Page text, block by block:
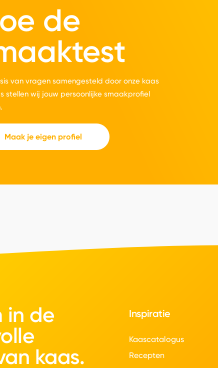
de
van vragen samengesteld door onze kaas
stellen wij jouw persoonlijke smaakprofiel
Maak je eigen profiel
in de
kaas.
Inspiratie
Kaascatalogus
Recepten